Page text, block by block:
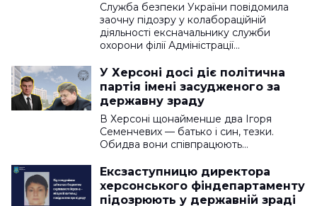
Служба безпеки України повідомила
заочну підозру у колабораційній
діяльності ексначальнику служби
охорони філії Адміністрації…
У Херсоні досі діє політична
партія імені засудженого за
державну зраду
В Херсоні щонайменше два Ігоря
Семенчевих — батько і син, тезки.
Обидва вони співпрацюють…
Ексзаступницю директора
херсонського фіндепартаменту
підозрюють у державній зраді